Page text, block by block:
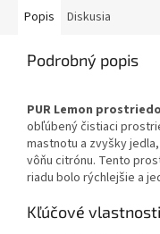
Popis
Diskusia
Podrobný popis
PUR Lemon
obľúbený čistiaci
mastnotu a zvyšky
vôňu citrónu. Tento
riadu bolo rýchlejšie a
Kľúčové